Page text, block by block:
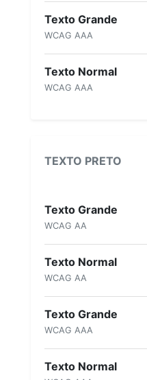
Texto Grande
WCAG AAA
Texto Normal
WCAG AAA
TEXTO PRETO
Texto Grande
WCAG AA
Texto Normal
WCAG AA
Texto Grande
WCAG AAA
Texto Normal